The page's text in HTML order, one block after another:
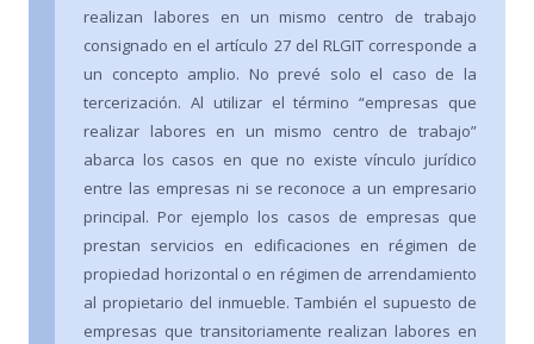
realizan labores en un mismo centro de trabajo
consignado en el artículo 27 del RLGIT corresponde a
un concepto amplio. No prevé solo el caso de la
tercerización. Al utilizar el término “empresas que
realizar labores en un mismo centro de trabajo”
abarca los casos en que no existe vínculo jurídico
entre las empresas ni se reconoce a un empresario
principal. Por ejemplo los casos de empresas que
prestan servicios en edificaciones en régimen de
propiedad horizontal o en régimen de arrendamiento
al propietario del inmueble. También el supuesto de
empresas que transitoriamente realizan labores en